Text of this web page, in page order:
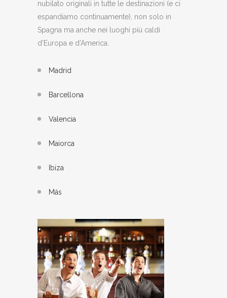
nubilato originali in tutte le destinazioni (e ci
espandiamo continuamente), non solo in
Spagna ma anche nei luoghi più caldi
d'Europa e d'America.
Madrid
Barcellona
Valencia
Maiorca
Ibiza
Más